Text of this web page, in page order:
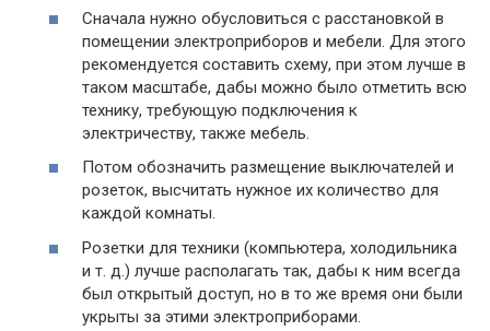
Сначала нужно обусловиться с расстановкой в
помещении электроприборов и мебели. Для этого
рекомендуется составить схему, при этом лучше в
таком масштабе, дабы можно было отметить всю
технику, требующую подключения к
электричеству, также мебель.
Потом обозначить размещение выключателей и
розеток, высчитать нужное их количество для
каждой комнаты.
Розетки для техники (компьютера, холодильника
и т. д.) лучше располагать так, дабы к ним всегда
был открытый доступ, но в то же время они были
укрыты за этими электроприборами.